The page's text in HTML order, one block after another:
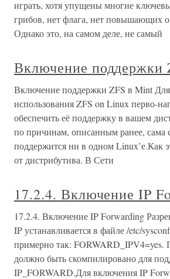
играть, хотя упущены многие
грибов, нет флага, нет повышающих
Однако это, на самом деле, не самый
Включение поддержки
Включение поддержки ZFS в Mint Для
использования ZFS on Linux перво-
обеспечить её поддержку в вашем
по причинам, описанным ранее, сама
поддержится ни в одном Linux’е.Как
от дистрибутива. В Сети
17.2.4. Включение IP
17.2.4. Включение IP Forwarding
IP устанавливается в файле /etc/
примерно так: FORWARD_IPV4=yes.
должно быть скомпилировано для
IP_FORWARD.Для включения IP